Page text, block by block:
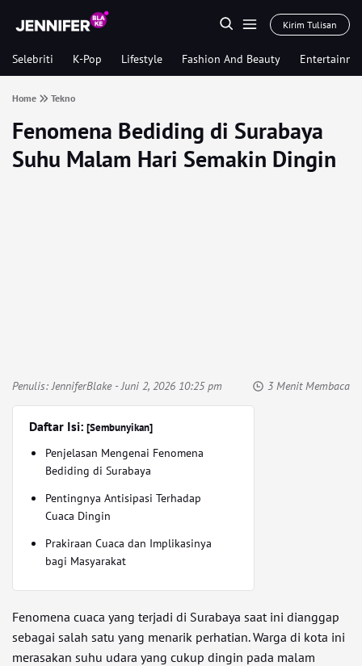
Kirim Tulisan
Selebriti K-Pop Lifestyle Fashion And Beauty
Home Tekno
Fenomena Bediding di Surabaya
Suhu Malam Hari Semakin Dingin
Penulis:JenniferBlake- Juni 2, 2026 10:25 pm 3 Menit Membaca
Daftar Isi: [Sembunyikan]
Penjelasan Mengenai Fenomena
Bediding di Surabaya
Pentingnya Antisipasi Terhadap
Cuaca Dingin
Prakiraan Cuaca dan Implikasinya
bagi Masyarakat
Fenomena cuaca yang terjadi di Surabaya saat ini dianggap
sebagai salah satu yang menarik perhatian. Warga di kota ini
merasakan suhu udara yang cukup dingin pada malam